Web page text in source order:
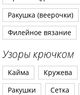
Ракушка (веерочки)
Филейное вязание
Узоры крючком
Кайма
Кружева
Ракушки
Сетка